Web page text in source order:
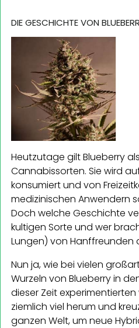
DIE GESCHICHTE VON
Heutzutage gilt Blueberry
Cannabissorten. Sie wird
konsumiert und von
medizinischen Anwendern
Doch welche Geschichte
kultigen Sorte und wer
Lungen) von Hanffreunden
Nun ja, wie bei vielen
Wurzeln von Blueberry in
dieser Zeit experimentierten
ziemlich viel herum und
ganzen Welt, um neue